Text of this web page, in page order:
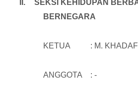
II.
SEKSI KEHIDUPAN
BERNEGARA
KETUA : M.
ANGGOTA : -